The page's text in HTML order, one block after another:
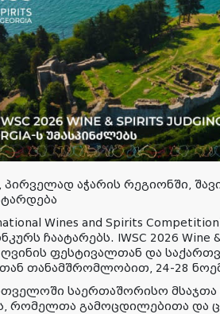
პირველად აჭარის რეგიონში,
Wines and Spirits
ჩაატარებს. IWSC 2026 Wine &
ღვინის ფესტივალთან და
თანამშრომლობით, 24-28
საერთაშორისო
რომელთა გამოცდილებითა და